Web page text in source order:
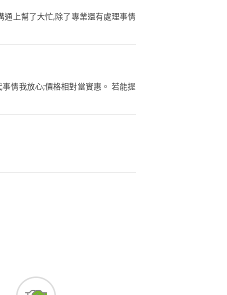
上幫了大忙,除了專業還有處理事情
情我放心;價格相對當實惠。 若能提